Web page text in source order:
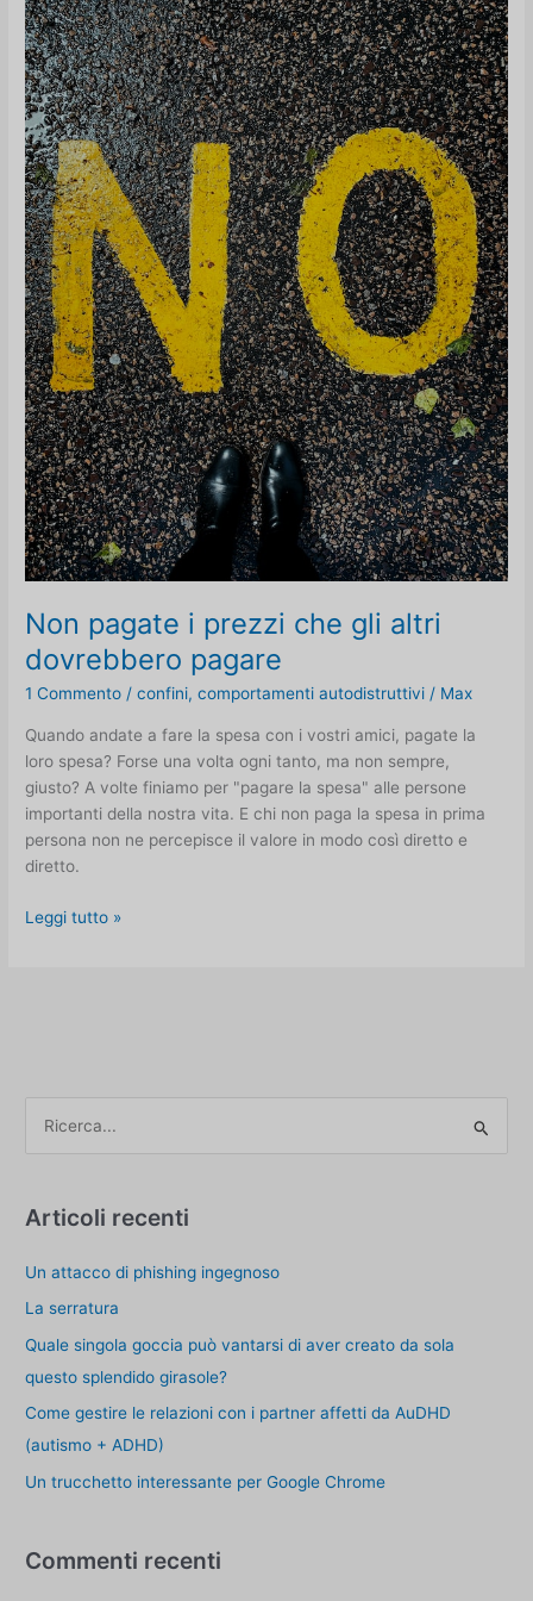
Non pagate i prezzi che gli altri
dovrebbero pagare
1 Commento /confini,comportamenti autodistruttivi / Max
Quando andate a fare la spesa con i vostri amici, pagate la
loro spesa? Forse una volta ogni tanto, ma non sempre,
giusto? A volte finiamo per "pagare la spesa" alle persone
importanti della nostra vita. E chi non paga la spesa in prima
persona non ne percepisce il valore in modo così diretto e
diretto.
Non
pagare
Leggi tutto »
c
p
e
r
:
Articoli recenti
Un attacco di phishing ingegnoso
La serratura
Quale singola goccia può vantarsi di aver creato da sola
questo splendido girasole?
Come gestire le relazioni con i partner affetti da AuDHD
(autismo + ADHD)
Un trucchetto interessante per Google Chrome
Commenti recenti